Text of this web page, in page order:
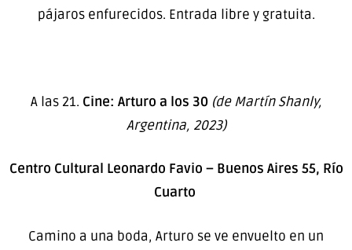
pájaros enfurecidos. Entrada libre y gratuita.
A las 21. Cine: Arturo a los 30 (de Martín Shanly,
Argentina, 2023)
Centro Cultural Leonardo Favio – Buenos Aires 55, Río
Cuarto
Camino a una boda, Arturo se ve envuelto en un